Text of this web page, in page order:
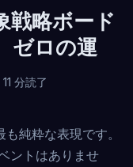
略ボード
ゼロの運
分読了
純粋な表現です。
ントはありませ